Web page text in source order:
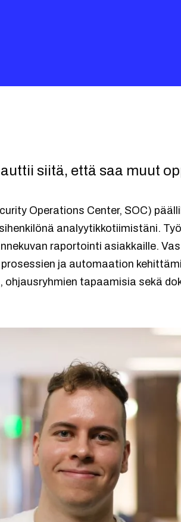
siitä, että saa muut
Operations Center, SOC)
analyytikkotiimistäni.
raportointi asiakkaille.
ja automaation
tapaamisia sekä